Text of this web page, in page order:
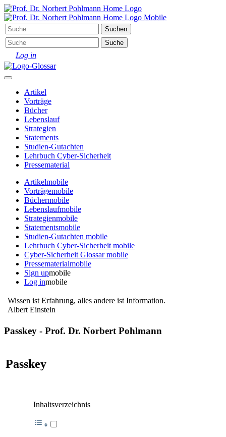
Log in
Artikel
Vorträge
Bücher
Lebenslauf
Strategien
Statements
Studien-Gutachten
Lehrbuch Cyber-Sicherheit
Pressematerial
Artikelmobile
Vorträgemobile
Büchermobile
Lebenslaufmobile
Strategienmobile
Statementsmobile
Studien-Gutachten mobile
Lehrbuch Cyber-Sicherheit mobile
Cyber-Sicherheit Glossarmobile
Pressematerialmobile
Sign upmobile
Log inmobile
Wissen ist Erfahrung, alles andere ist Information.
Albert Einstein
Passkey - Prof. Dr. Norbert Pohlmann
Passkey
Inhaltsverzeichnis